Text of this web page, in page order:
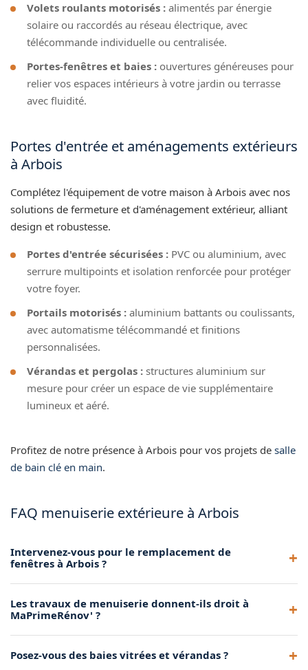
Volets roulants motorisés : alimentés par énergie
solaire ou raccordés au réseau électrique, avec
télécommande individuelle ou centralisée.
Portes-fenêtres et baies : ouvertures généreuses pour
relier vos espaces intérieurs à votre jardin ou terrasse
avec fluidité.
Portes d'entrée et aménagements extérieurs
à Arbois
Complétez l'équipement de votre maison à Arbois avec nos
solutions de fermeture et d'aménagement extérieur, alliant
design et robustesse.
Portes d'entrée sécurisées : PVC ou aluminium, avec
serrure multipoints et isolation renforcée pour protéger
votre foyer.
Portails motorisés : aluminium battants ou coulissants,
avec automatisme télécommandé et finitions
personnalisées.
Vérandas et pergolas : structures aluminium sur
mesure pour créer un espace de vie supplémentaire
lumineux et aéré.
Profitez de notre présence à Arbois pour vos projets de salle
de bain clé en main.
FAQ menuiserie extérieure à Arbois
Intervenez-vous pour le remplacement de
fenêtres à Arbois ?
spécialités à Arbois. Nous assurons la dépose de vos
Les travaux de menuiserie donnent-ils droit à
MaPrimeRénov' ?
menuiseries est éligible à MaPrimeRénov' et aux CEE. Nous
Posez-vous des baies vitrées et vérandas ?